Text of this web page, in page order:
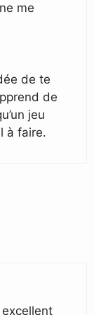
me
de te
de
jeu
à faire.
excellent